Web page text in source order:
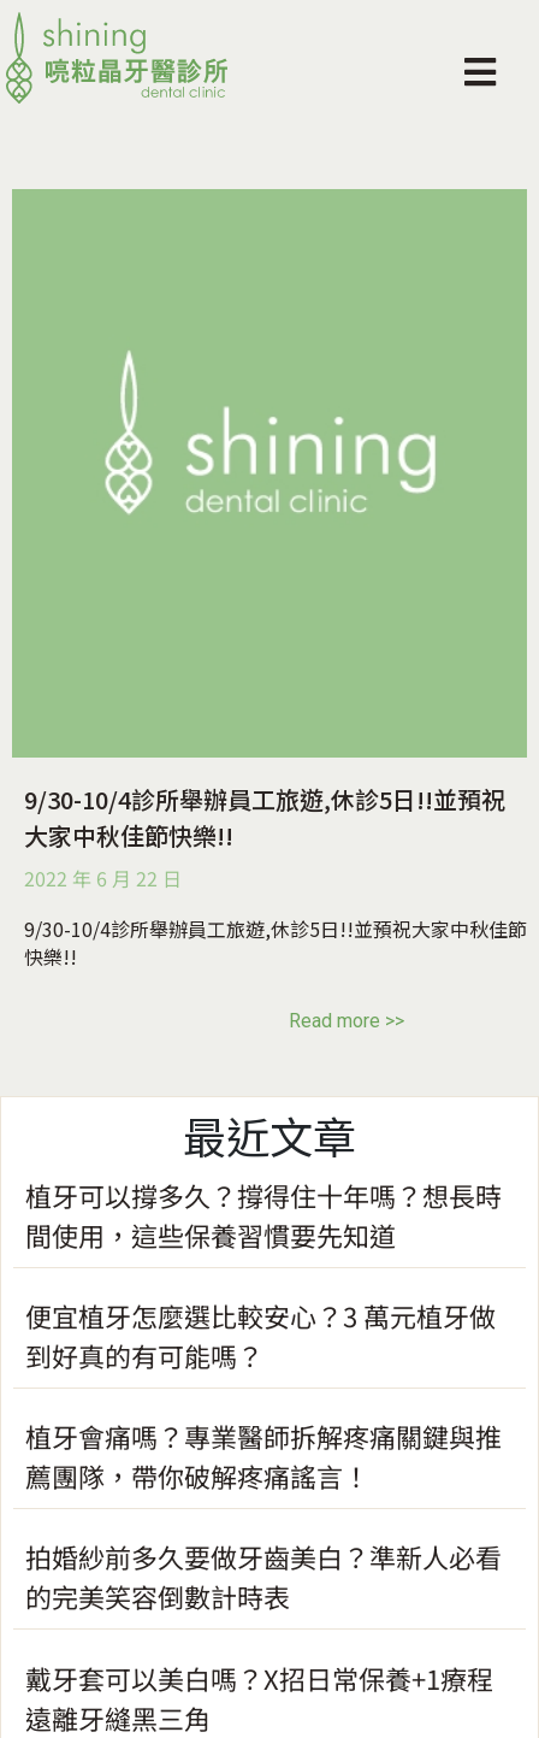
9/30-10/4診所舉辦員工旅遊,休診5日!!並預祝
大家中秋佳節快樂!!
2022 年 6 月 22 日
9/30-10/4診所舉辦員工旅遊,休診5日!!並預祝大家中秋佳節
快樂!!
Read more >>
最近文章
植牙可以撐多久？撐得住十年嗎？想長時
間使用，這些保養習慣要先知道
便宜植牙怎麼選比較安心？3 萬元植牙做
到好真的有可能嗎？
植牙會痛嗎？專業醫師拆解疼痛關鍵與推
薦團隊，帶你破解疼痛謠言！
拍婚紗前多久要做牙齒美白？準新人必看
的完美笑容倒數計時表
戴牙套可以美白嗎？X招日常保養+1療程
遠離牙縫黑三角